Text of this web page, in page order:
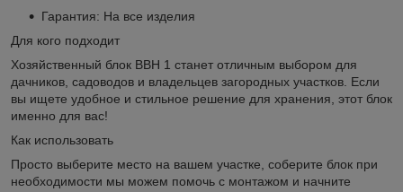
Гарантия: На все изделия
Для кого подходит
Хозяйственный блок BBH 1 станет отличным выбором для
дачников, садоводов и владельцев загородных участков. Если
вы ищете удобное и стильное решение для хранения, этот блок
именно для вас!
Как использовать
Просто выберите место на вашем участке, соберите блок при
необходимости мы можем помочь с монтажом и начните